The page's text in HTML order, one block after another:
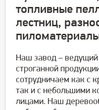
топливные
лестниц,
Наш завод –
строганной
сотрудничаем как с
так и с небольшими
лицами. Наш